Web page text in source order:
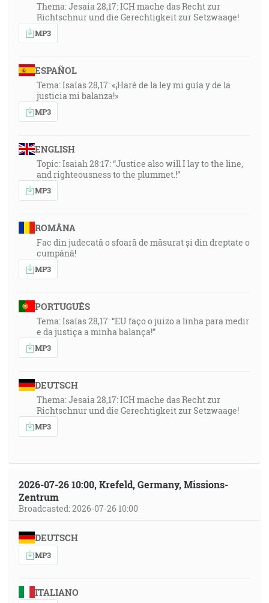
Thema: Jesaia 28,17: ICH mache das Recht zur
Richtschnur und die Gerechtigkeit zur Setzwaage!
MP3
ESPAÑOL
Tema: Isaías 28,17: «¡Haré de la ley mi guía y de la
justicia mi balanza!»
MP3
ENGLISH
Topic: Isaiah 28:17: “Justice also will I lay to the line,
and righteousness to the plummet.!”
MP3
ROMÂNA
Fac din judecată o sfoară de măsurat și din dreptate o
cumpănă!
MP3
PORTUGUÊS
Tema: Isaías 28,17: “EU faço o juizo a linha para medir
e da justiça a minha balança!”
MP3
DEUTSCH
Thema: Jesaia 28,17: ICH mache das Recht zur
Richtschnur und die Gerechtigkeit zur Setzwaage!
MP3
2026-07-26 10:00, Krefeld, Germany, Missions-
Zentrum
Broadcasted: 2026-07-26 10:00
DEUTSCH
MP3
ITALIANO